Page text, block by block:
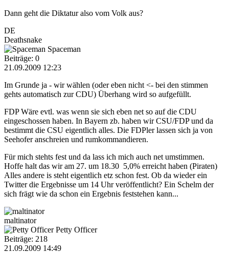
Dann geht die Diktatur also vom Volk aus?
DE
Deathsnake
Spaceman
Beiträge: 0
21.09.2009 12:23
Im Grunde ja - wir wählen (oder eben nicht <- bei den stimmen
gehts automatisch zur CDU) Überhang wird so aufgefüllt.
FDP Wäre evtl. was wenn sie sich eben net so auf die CDU
eingeschossen haben. In Bayern zb. haben wir CSU/FDP und da
bestimmt die CSU eigentlich alles. Die FDPler lassen sich ja von
Seehofer anschreien und rumkommandieren.
Für mich stehts fest und da lass ich mich auch net umstimmen.
Hoffe halt das wir am 27. um 18.30 5,0% erreicht haben (Piraten)
Alles andere is steht eigentlich etz schon fest. Ob da wieder ein
Twitter die Ergebnisse um 14 Uhr veröffentlicht? Ein Schelm der
sich frägt wie da schon ein Ergebnis feststehen kann...
maltinator
Petty Officer
Beiträge: 218
21.09.2009 14:49